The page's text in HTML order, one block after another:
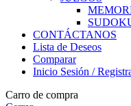
CONTÁCTANOS
Lista de Deseos
Comparar
Inicio Sesión /
Carro de compra